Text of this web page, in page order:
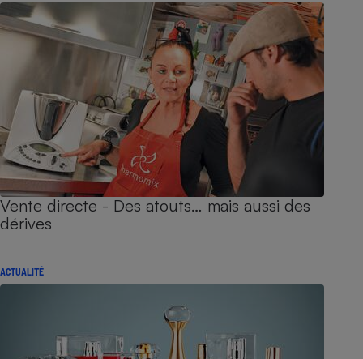
Vente directe - Des atouts… mais aussi des
dérives
ACTUALITÉ